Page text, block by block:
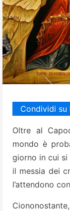
Condividi su
Oltre al
mondo è
giorno in cui si
il messia dei
l’attendono